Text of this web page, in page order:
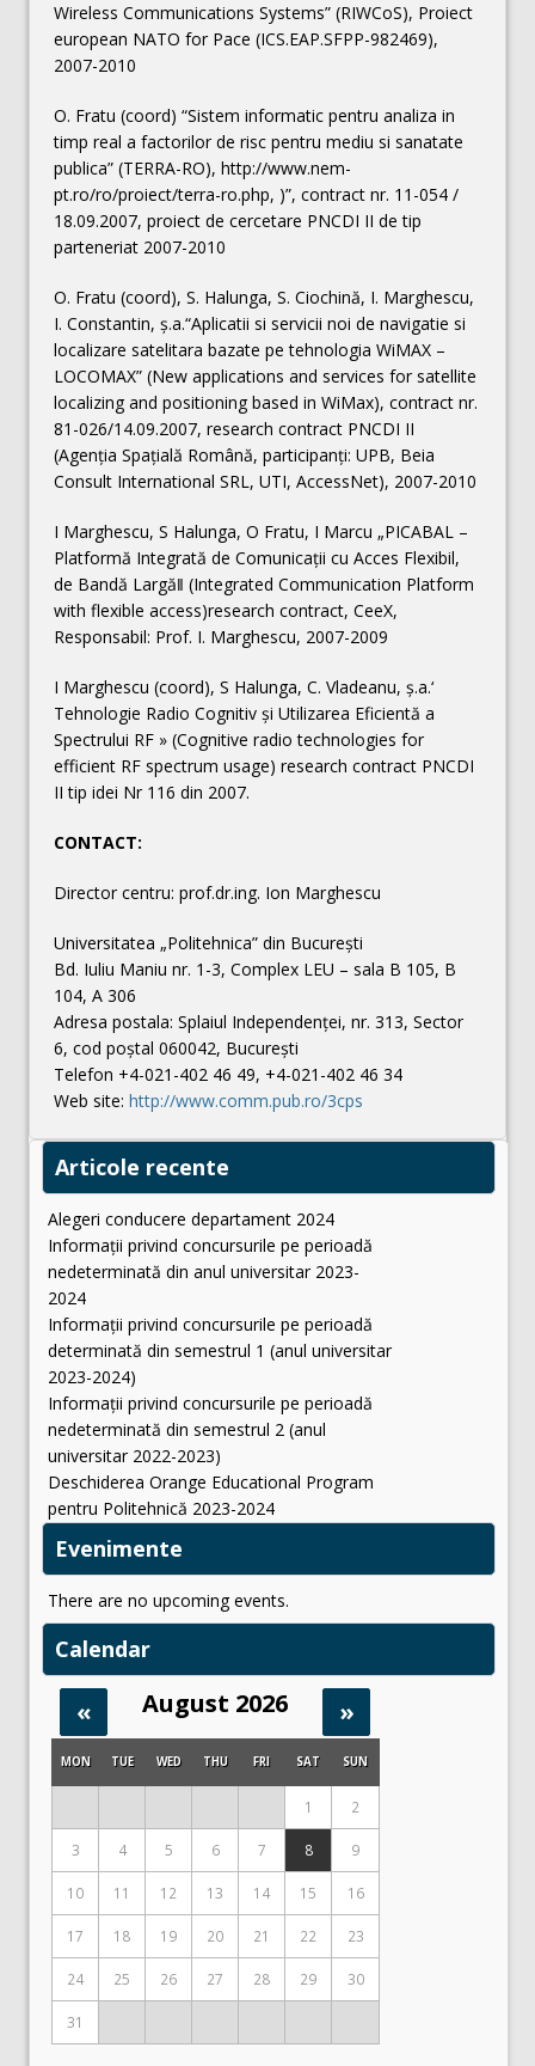
Wireless Communications Systems” (RIWCoS), Proiect
european NATO for Pace (ICS.EAP.SFPP-982469),
2007-2010
O. Fratu (coord) “Sistem informatic pentru analiza in
timp real a factorilor de risc pentru mediu si sanatate
publica” (TERRA-RO), http://www.nem-
pt.ro/ro/proiect/terra-ro.php, )”, contract nr. 11-054 /
18.09.2007, proiect de cercetare PNCDI II de tip
parteneriat 2007-2010
O. Fratu (coord), S. Halunga, S. Ciochină, I. Marghescu,
I. Constantin, ş.a.“Aplicatii si servicii noi de navigatie si
localizare satelitara bazate pe tehnologia WiMAX –
LOCOMAX” (New applications and services for satellite
localizing and positioning based in WiMax), contract nr.
81-026/14.09.2007, research contract PNCDI II
(Agenţia Spaţială Română, participanţi: UPB, Beia
Consult International SRL, UTI, AccessNet), 2007-2010
I Marghescu, S Halunga, O Fratu, I Marcu „PICABAL –
Platformă Integrată de Comunicaţii cu Acces Flexibil,
de Bandă Largă‖ (Integrated Communication Platform
with flexible access)research contract, CeeX,
Responsabil: Prof. I. Marghescu, 2007-2009
I Marghescu (coord), S Halunga, C. Vladeanu, ş.a.‘
Tehnologie Radio Cognitiv şi Utilizarea Eficientă a
Spectrului RF » (Cognitive radio technologies for
efficient RF spectrum usage) research contract PNCDI
II tip idei Nr 116 din 2007.
CONTACT:
Director centru: prof.dr.ing. Ion Marghescu
Universitatea „Politehnica” din București
Bd. Iuliu Maniu nr. 1-3, Complex LEU – sala B 105, B
104, A 306
Adresa postala: Splaiul Independenței, nr. 313, Sector
6, cod poștal 060042, București
Telefon +4-021-402 46 49, +4-021-402 46 34
Web site: http://www.comm.pub.ro/3cps
Articole recente
Alegeri conducere departament 2024
Informații privind concursurile pe perioadă
nedeterminată din anul universitar 2023-
2024
Informații privind concursurile pe perioadă
determinată din semestrul 1 (anul universitar
2023-2024)
Informații privind concursurile pe perioadă
nedeterminată din semestrul 2 (anul
universitar 2022-2023)
Deschiderea Orange Educational Program
pentru Politehnică 2023-2024
Evenimente
There are no upcoming events.
Calendar
« August 2026 »
MON TUE WED THU FRI SAT SUN
1 2
3 4 5 6 7 8 9
10 11 12 13 14 15 16
17 18 19 20 21 22 23
24 25 26 27 28 29 30
31